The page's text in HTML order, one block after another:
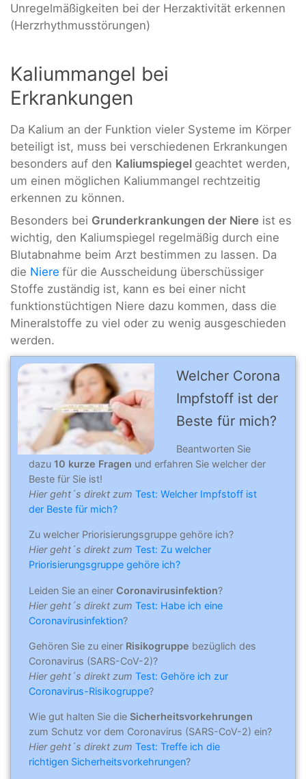
Unregelmäßigkeiten bei der Herzaktivität erkennen
(Herzrhythmusstörungen)
Kaliummangel bei
Erkrankungen
Da Kalium an der Funktion vieler Systeme im Körper
beteiligt ist, muss bei verschiedenen Erkrankungen
besonders auf den Kaliumspiegel geachtet werden,
um einen möglichen Kaliummangel rechtzeitig
erkennen zu können.
Besonders bei Grunderkrankungen der Niere ist es
wichtig, den Kaliumspiegel regelmäßig durch eine
Blutabnahme beim Arzt bestimmen zu lassen. Da
die Niere für die Ausscheidung überschüssiger
Stoffe zuständig ist, kann es bei einer nicht
funktionstüchtigen Niere dazu kommen, dass die
Mineralstoffe zu viel oder zu wenig ausgeschieden
werden.
Welcher Corona
Impfstoff ist der
Beste für mich?
Beantworten Sie
dazu 10 kurze Fragen und erfahren Sie welcher der
Beste für Sie ist!
Hier geht´s direkt zum Test: Welcher Impfstoff ist
der Beste für mich?
Zu welcher Priorisierungsgruppe gehöre ich?
Hier geht´s direkt zum Test: Zu welcher
Priorisierungsgruppe gehöre ich?
Leiden Sie an einer Coronavirusinfektion?
Hier geht´s direkt zum Test: Habe ich eine
Coronavirusinfektion?
Gehören Sie zu einer Risikogruppe bezüglich des
Coronavirus (SARS-CoV-2)?
Hier geht´s direkt zum Test: Gehöre ich zur
Coronavirus-Risikogruppe?
Wie gut halten Sie die Sicherheitsvorkehrungen
zum Schutz vor dem Coronavirus (SARS-CoV-2) ein?
Hier geht´s direkt zum Test: Treffe ich die
richtigen Sicherheitsvorkehrungen?